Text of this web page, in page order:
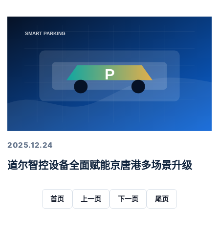
2025.12.24
道尔智控设备全面赋能京唐港多场景升级
首页 上一页 下一页 尾页